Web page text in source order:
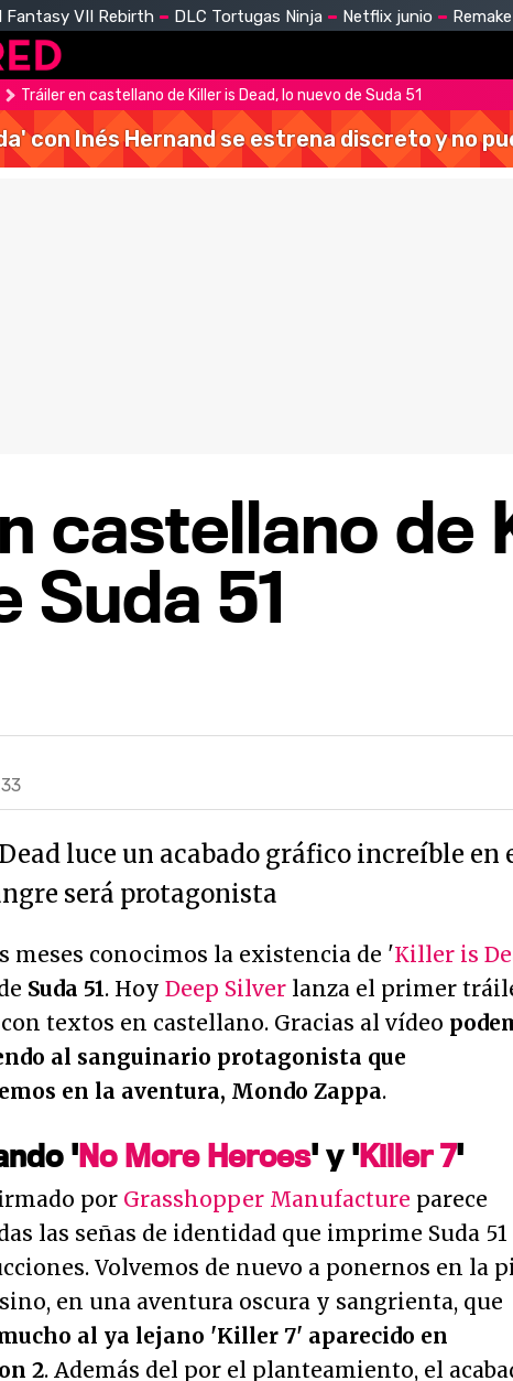
Fantasy VII Rebirth DLC Tortugas Ninja Netflix junio
Tráiler en castellano de Killer is Dead, lo nuevo de Suda 51
con Inés Hernand se estrena discreto y no
castellano de
Suda 51
luce un acabado gráfico increíble en
será protagonista
meses conocimos la existencia de 'Killer is
Suda 51. Hoy Deep Silver lanza el primer
textos en castellano. Gracias al vídeo
al sanguinario protagonista que
en la aventura, Mondo Zappa.
'No More Heroes' y 'Killer 7'
por Grasshopper Manufacture parece
las señas de identidad que imprime Suda 51
Volvemos de nuevo a ponernos en la
en una aventura oscura y sangrienta, que
al ya lejano 'Killer 7' aparecido en
2. Además del por el planteamiento, el